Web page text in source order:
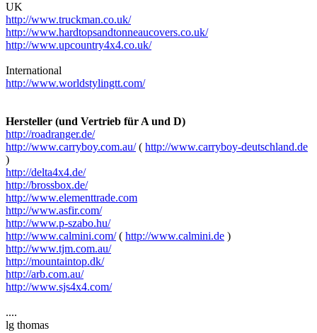
UK
http://www.truckman.co.uk/
http://www.hardtopsandtonneaucovers.co.uk/
http://www.upcountry4x4.co.uk/
International
http://www.worldstylingtt.com/
Hersteller (und Vertrieb für A und D)
http://roadranger.de/
http://www.carryboy.com.au/( http://www.carryboy-deutschland.de
)
http://delta4x4.de/
http://brossbox.de/
http://www.elementtrade.com
http://www.asfir.com/
http://www.p-szabo.hu/
http://www.calmini.com/( http://www.calmini.de )
http://www.tjm.com.au/
http://mountaintop.dk/
http://arb.com.au/
http://www.sjs4x4.com/
....
lg thomas